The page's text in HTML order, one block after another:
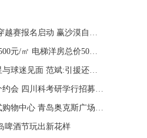
燃情夏日 奥迪城市穿越赛报名启动 赢沙漠自驾游名额
即墨北准现铺均价7500元/㎡ 电梯洋房总价50万起
张骋宇领衔国信双星与球迷见面 范斌:引援还需再等等
2018我和大熊猫有个约会 四川科考研学行招募开始
李村吃喝玩购一站式购物中心 青岛奥克斯广场开业
啤酒节玩出新花样